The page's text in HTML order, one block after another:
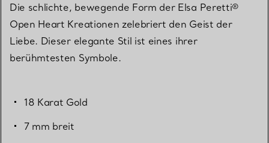
Die schlichte, bewegende Form der Elsa Peretti®
Open Heart Kreationen zelebriert den Geist der
Liebe. Dieser elegante Stil ist eines ihrer
berühmtesten Symbole.
18 Karat Gold
7 mm breit